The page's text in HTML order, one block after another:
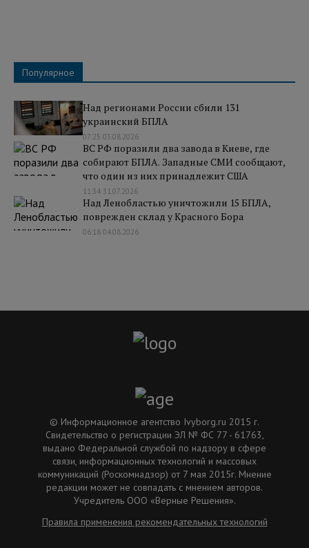
Популярное
Над регионами России сбили 131
украинский БПЛА
07:25 03.08.2026
ВС РФ поразили два завода в Киеве, где
собирают БПЛА. Западные СМИ сообщают,
что один из них принадлежит США
11:34 31.07.2026
Над Ленобластью уничтожили 15 БПЛА,
поврежден склад у Красного Бора
06:18 04.08.2026
© Информационное агентство Ivyborg.ru 2015 г.
Свидетельство о регистрации ЭЛ № ФС 77 - 61763,
выдано Федеральной службой по надзору в сфере
связи, информационных технологий и массовых
коммуникаций (Роскомнадзор) от 7 мая 2015г. Мнение
редакции может не совпадать с мнением авторов.
Учредитель ООО «Верные Решения».
Правила применения рекомендательных технологий